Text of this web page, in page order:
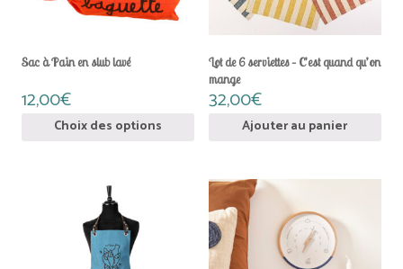
Sac à Pain en slub lavé
12,00€
Choix des options
la
du
produit
Lot de 6 serviettes – C’est quand qu’on
mange
32,00€
Ajouter au panier
Ce
produit
a
plusieurs
variations.